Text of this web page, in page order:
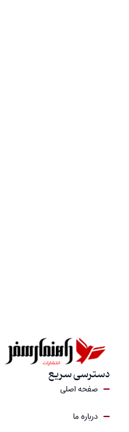
دسترسی سریع
صفحه اصلی
درباره‎ ما